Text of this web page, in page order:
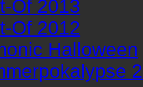
Of 2013
Of 2012
Halloween